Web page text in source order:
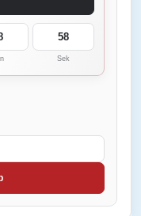
58
Sek